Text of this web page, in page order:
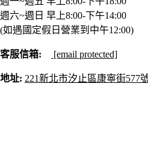
週六~週日 早上8:00-下午14:00
(如遇國定假日營業到中午12:00)
客服信箱: [email protected]
地址: 221新北市汐止區康寧街577